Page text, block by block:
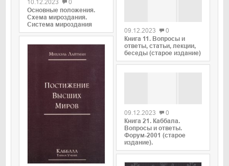
10.12.2023
0
Основные положения.
Схема мироздания.
Система мироздания
09.12.2023
0
Книга 11. Вопросы и
ответы, статьи, лекции,
беседы (старое издание)
09.12.2023
0
Книга 21. Каббала.
Вопросы и ответы.
Форум-2001 (старое
издание).